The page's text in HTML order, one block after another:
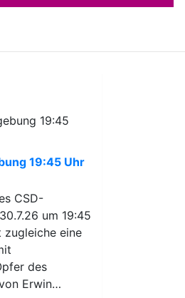
19:45 Uhr
CSD-
um 19:45
zugleiche eine
des
Erwin…